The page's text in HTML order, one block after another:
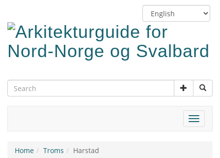
main
content
Switch
language
Toggle
Home Troms Harstad